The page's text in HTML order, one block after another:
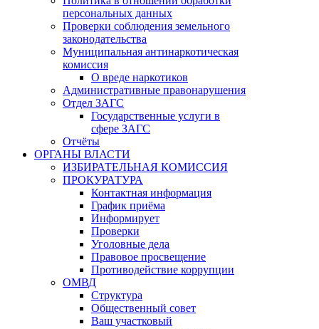
персональных данных
Проверки соблюдения земельного
законодательства
Муниципальная антинаркотическая
комиссия
О вреде наркотиков
Административные правонарушения
Отдел ЗАГС
Государственные услуги в
сфере ЗАГС
Отчёты
ОРГАНЫ ВЛАСТИ
ИЗБИРАТЕЛЬНАЯ КОМИССИЯ
ПРОКУРАТУРА
Контактная информация
График приёма
Информирует
Проверки
Уголовные дела
Правовое просвещение
Противодействие коррупции
ОМВД
Структура
Общественный совет
Ваш участковый